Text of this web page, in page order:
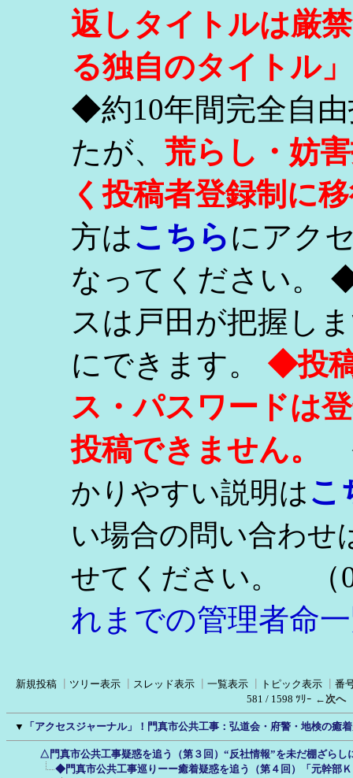
返しタイトルは厳
る独自のタイトル
◆約10年間完全自
たが、 荒らし・妨
く投稿者登録制に
方はこちらにアク
なってください。
スは戸田が把握し
にできます。 ◆投
ス・パスワードは
投稿できません。
かりやすい説明はこ
い場合の問い合わせ
せてください。
（
れまでの管理者命
新規投稿 ツリー表示 スレッド表示 一覧表示 トピック表示
番
581 / 1598 ﾂﾘｰ ←次へ
▼ 「アクセスジャーナル」！門真市公共工事：弘道会・府警・地検の癒
△門真市公共工事疑惑を追う（第３回）“反社情報”を未だ棚ざらし
◆門真市公共工事巡りーー癒着疑惑を追う（第４回）「元幹部